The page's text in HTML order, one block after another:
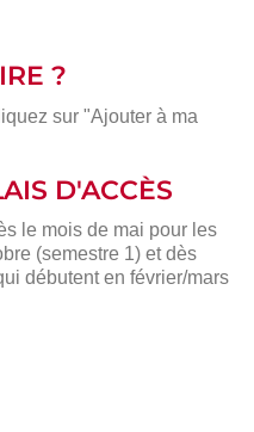
?
sur "Ajouter à ma
D'ACCÈS
le mois de mai pour les
(semestre 1) et dès
débutent en février/mars